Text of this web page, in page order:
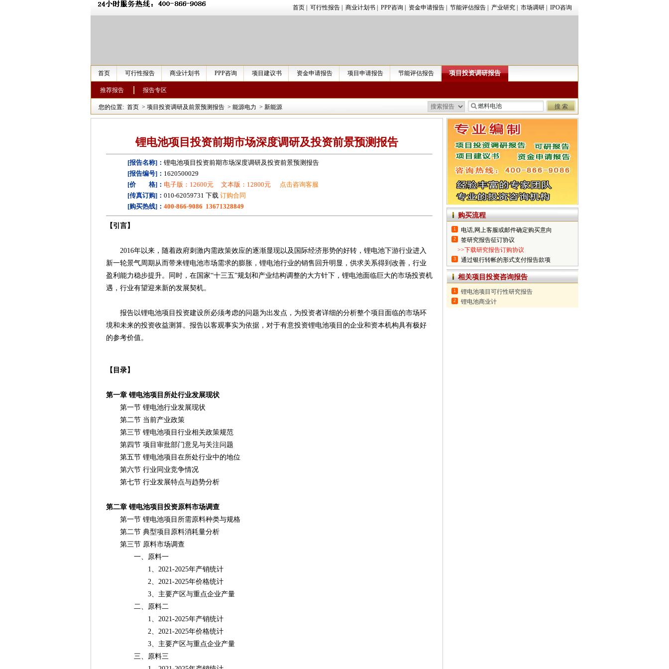
首页 可行性报告 商业计划书 PPP咨询 资金申请报告 节能评估报告 产业研究 市场调研 IPO咨询
首页 可行性报告 商业计划书 PPP咨询 项目建议书 资金申请报告 项目申请报告 节能评估报告 项目投资调研报告
推荐报告 报告专区
您的位置: 首页 > 项目投资调研及前景预测报告 > 能源电力 > 新能源
锂电池项目投资前期市场深度调研及投资前景预测报告
[报告名称]： 锂电池项目投资前期市场深度调研及投资前景预测报告
[报告编号]： 1620500029
[价 格]： 电子版：12600元 文本版：12800元
点击咨询客服
[传真订购]： 010-62059731 下载 订购合同
[购买热线]： 400-866-9086 13671328849
【引言】
2016年以来，随着政府刺激内需政策效应的逐渐显现以及国际经济形势的好转，锂电池下游行业进入
新一轮景气周期从而带来锂电池市场需求的膨胀，锂电池行业的销售回升明显，供求关系得到改善，行业
盈利能力稳步提升。同时，在国家“十三五”规划和产业结构调整的大方针下，锂电池面临巨大的市场投资机
遇，行业有望迎来新的发展契机。
报告以锂电池项目投资建设所必须考虑的问题为出发点，为投资者详细的分析整个项目面临的市场环
境和未来的投资收益测算。报告以客观事实为依据，对于有意投资锂电池项目的企业和资本机构具有极好
的参考价值。
【目录】
第一章 锂电池项目所处行业发展现状
第一节 锂电池行业发展现状
第二节 当前产业政策
第三节 锂电池项目行业相关政策规范
第四节 项目审批部门意见与关注问题
第五节 锂电池项目在所处行业中的地位
第六节 行业同业竞争情况
第七节 行业发展特点与趋势分析
第二章 锂电池项目投资原料市场调查
第一节 锂电池项目所需原料种类与规格
第二节 典型项目原料消耗量分析
第三节 原料市场调查
一、原料一
1、2021-2025年产销统计
2、2021-2025年价格统计
3、主要产区与重点企业产量
二、原料二
1、2021-2025年产销统计
2、2021-2025年价格统计
3、主要产区与重点企业产量
三、原料三
购买流程
1 电话,网上客服或邮件确定购买意向
2
签研究报告征订协议
>>下载研究报告订购协议
3 通过银行转帐的形式支付报告款项
相关项目投资咨询报告
1 锂电池项目可行性研究报告
2 锂电池商业计